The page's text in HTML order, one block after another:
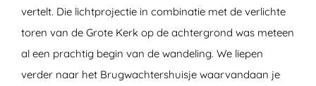
vertelt. Die lichtprojectie in combinatie met de verlichte
toren van de Grote Kerk op de achtergrond was meteen
al een prachtig begin van de wandeling. We liepen
verder naar het Brugwachtershuisje waarvandaan je